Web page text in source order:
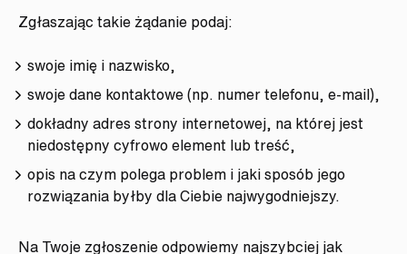
Zgłaszając takie żądanie podaj:
swoje imię i nazwisko,
swoje dane kontaktowe (np. numer telefonu, e-mail),
dokładny adres strony internetowej, na której jest
niedostępny cyfrowo element lub treść,
opis na czym polega problem i jaki sposób jego
rozwiązania byłby dla Ciebie najwygodniejszy.
Na Twoje zgłoszenie odpowiemy najszybciej jak